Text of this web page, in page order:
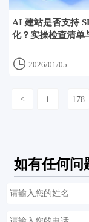
AI 建站是否支持
化？实操检查清单
 2026/01/05
< 1 178
如有任何问